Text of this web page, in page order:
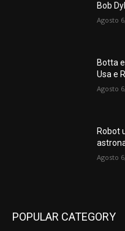
Bob
Agosto
Botta
Usa e
Agosto
Robot
Agosto
POPULAR CATEGORY